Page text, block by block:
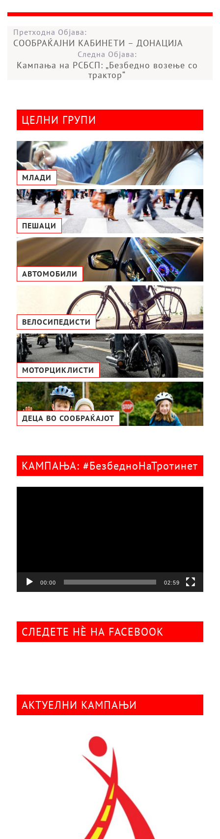
Претходна Објава:
СООБРАЌАЈНИ КАБИНЕТИ – ДОНАЦИЈА
Следна Објава:
Кампања на РСБСП: „Безбедно возење со
трактор“
ЦЕЛНИ ГРУПИ
МЛАДИ
ПЕШАЦИ
АВТОМОБИЛИ
ВЕЛОСИПЕДИСТИ
МОТОРЦИКЛИСТИ
ДЕЦА ВО СООБРАЌАЈОТ
КАМПАЊА: #БезбедноНаТротинет
00:00 02:59
СЛЕДЕТЕ НÈ НА FACEBOOK
АКТУЕЛНИ КАМПАЊИ